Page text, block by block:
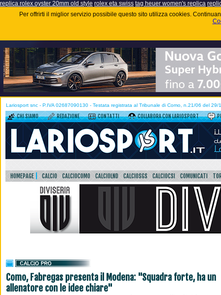
replica rolex oyster 20mm old style rolex eta swiss tag heuer women's replica
Per offrirti il miglior servizio possibile questo sito utilizza cookies.
Lariosport snc - P.IVA 02687090130 - Testata registrata al Tribunale di Como, n.21/06 del 29/
CHI SIAMO REDAZIONE CONTATTI COLLABORA CON LARIOSPORT
HOMEPAGE CALCIO CALCIOCOMO CALCIOLND CALCIOSGS CALCIOCSI COMUNICATI
Como, Fabregas presenta il Modena: "Squadra forte, ha un
allenatore con le idee chiare"